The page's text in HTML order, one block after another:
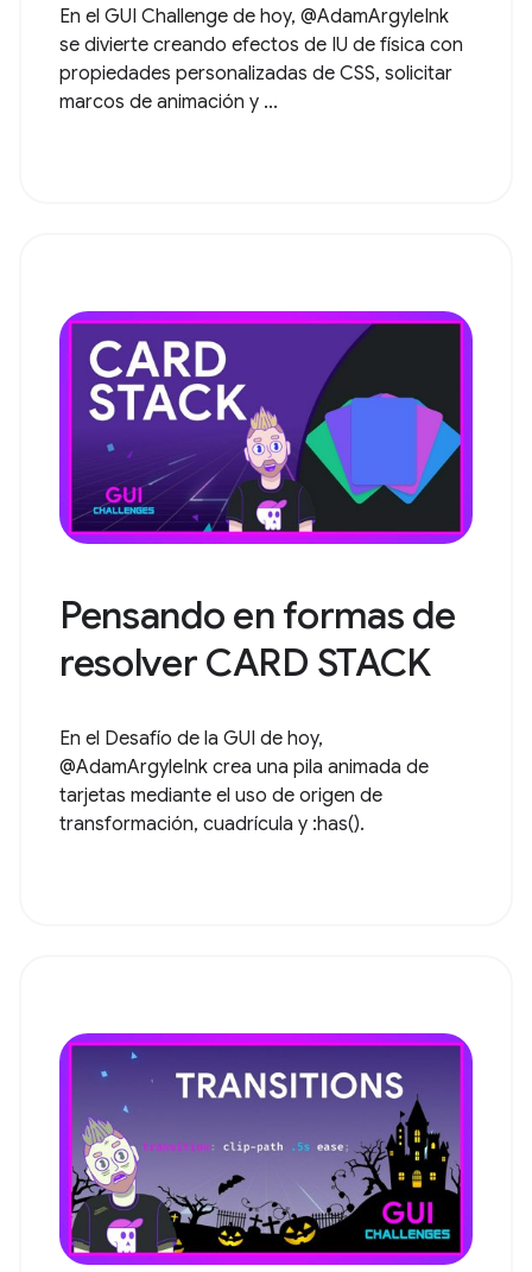
En el GUI Challenge de hoy, @AdamArgyleInk
se divierte creando efectos de IU de física con
propiedades personalizadas de CSS, solicitar
marcos de animación y ...
Pensando en formas de
resolver CARD STACK
En el Desafío de la GUI de hoy,
@AdamArgyleInk crea una pila animada de
tarjetas mediante el uso de origen de
transformación, cuadrícula y :has().